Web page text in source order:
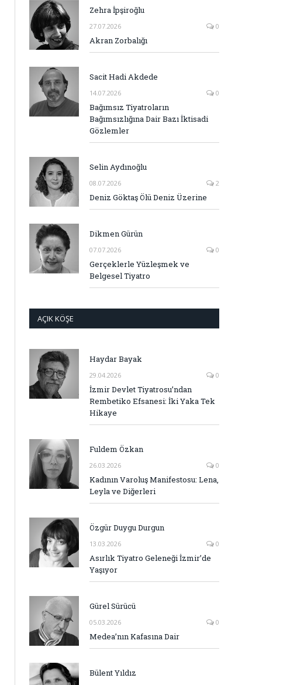
Zehra İpşiroğlu
27.07.2026 0
Akran Zorbalığı
Sacit Hadi Akdede
14.07.2026 0
Bağımsız Tiyatroların
Bağımsızlığına Dair Bazı İktisadi
Gözlemler
Selin Aydınoğlu
08.07.2026 2
Deniz Göktaş Ölü Deniz Üzerine
Dikmen Gürün
07.07.2026 0
Gerçeklerle Yüzleşmek ve
Belgesel Tiyatro
AÇIK KÖŞE
Haydar Bayak
29.04.2026 0
İzmir Devlet Tiyatrosu’ndan
Rembetiko Efsanesi: İki Yaka Tek
Hikaye
Fuldem Özkan
26.03.2026 0
Kadının Varoluş Manifestosu: Lena,
Leyla ve Diğerleri
Özgür Duygu Durgun
13.03.2026 0
Asırlık Tiyatro Geleneği İzmir’de
Yaşıyor
Gürel Sürücü
05.03.2026 0
Medea’nın Kafasına Dair
Bülent Yıldız